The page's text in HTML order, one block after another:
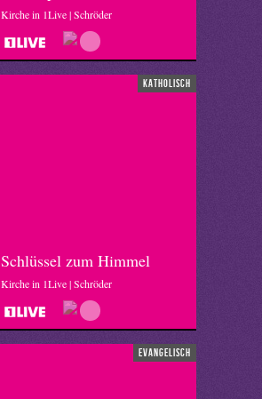
Kirche in 1Live | Schröder
katholisch
Schlüssel zum Himmel
Kirche in 1Live | Schröder
evangelisch